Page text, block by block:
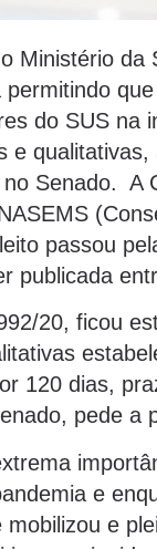
Ministério da
do SUS na
e
Senado. A
passou
publicada
20, ficou
120 dias,
pede a
e
mobilizou e